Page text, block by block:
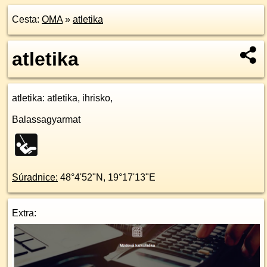
Cesta: OMA» atletika
atletika
atletika: atletika, ihrisko,
Balassagyarmat
Súradnice: 48°4'52"N , 19°17'13"E
Extra: